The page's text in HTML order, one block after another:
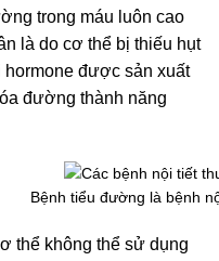
trong máu luôn cao
là do cơ thể bị thiếu hụt
hormone được sản xuất
đường thành năng
Bệnh tiểu đường là bệnh
thể không thể sử dụng